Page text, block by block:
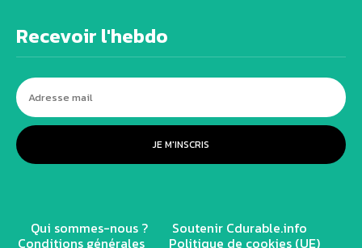
Recevoir l'hebdo
JE M'INSCRIS
Qui sommes-nous ? Soutenir Cdurable.info
Conditions générales Politique de cookies (UE)